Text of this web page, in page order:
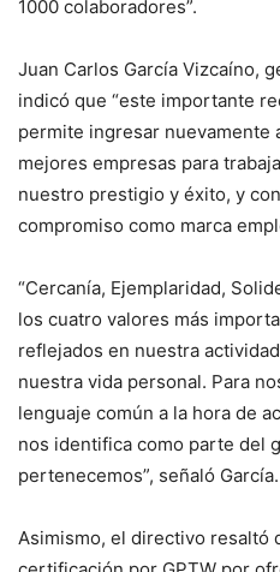
1000 colaboradores”.
Juan Carlos García Vizcaíno,
indicó que “este importante
permite ingresar nuevamente
mejores empresas para
nuestro prestigio y éxito, y
compromiso como marca
“Cercanía, Ejemplaridad,
los cuatro valores más
reflejados en nuestra
nuestra vida personal. Para
lenguaje común a la hora de
nos identifica como parte del
pertenecemos”, señaló García.
Asimismo, el directivo resaltó